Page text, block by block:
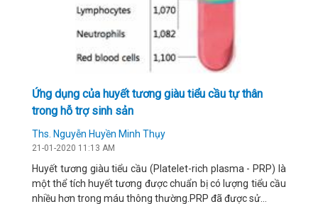
Ứng dụng của huyết tương giàu tiểu cầu tự thân
trong hỗ trợ sinh sản
Ths. Nguyễn Huyền Minh Thụy
21-01-2020 11:13 AM
Huyết tương giàu tiểu cầu (Platelet-rich plasma - PRP) là
một thể tích huyết tương được chuẩn bị có lượng tiểu cầu
nhiều hơn trong máu thông thường.PRP đã được sử...